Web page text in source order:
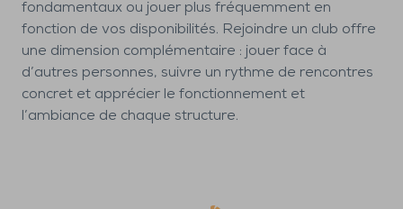
fondamentaux ou jouer plus fréquemment en
fonction de vos disponibilités. Rejoindre un club offre
une dimension complémentaire : jouer face à
d’autres personnes, suivre un rythme de rencontres
concret et apprécier le fonctionnement et
l’ambiance de chaque structure.